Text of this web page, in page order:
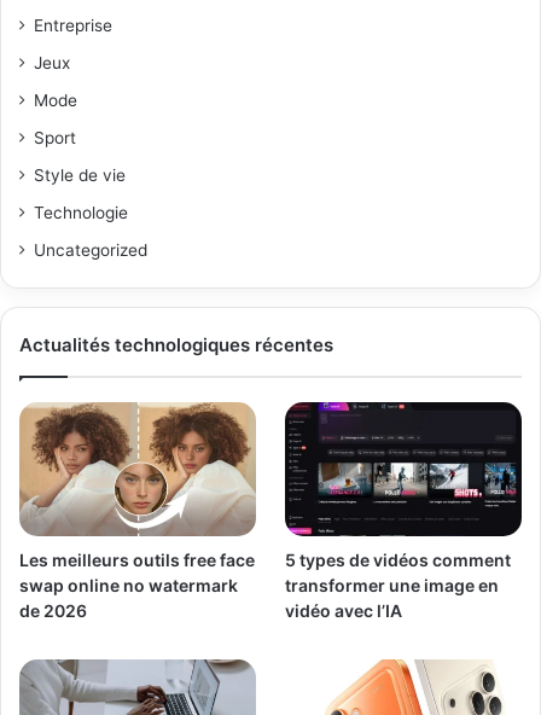
Entreprise
Jeux
Mode
Sport
Style de vie
Technologie
Uncategorized
Actualités technologiques récentes
Les meilleurs outils free face
swap online no watermark
de 2026
5 types de vidéos comment
transformer une image en
vidéo avec l’IA